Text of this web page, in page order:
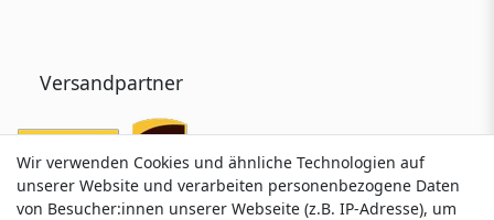
Versandpartner
Wir verwenden Cookies und ähnliche Technologien auf
unserer Website und verarbeiten personenbezogene Daten
von Besucher:innen unserer Webseite (z.B. IP-Adresse), um
Wir verwenden Cookies und ähnliche Technologien auf
unserer Website und verarbeiten personenbezogene Daten
von Besucher:innen unserer Webseite (z.B. IP-Adresse), um